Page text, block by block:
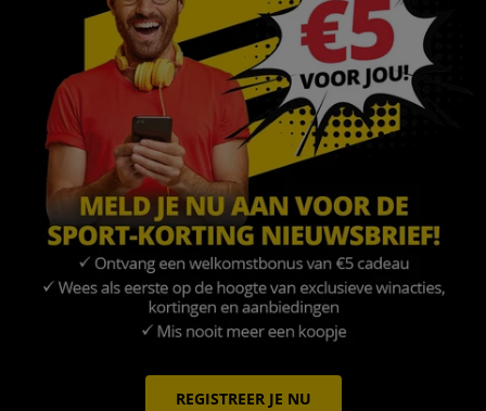
REGISTREER JE NU